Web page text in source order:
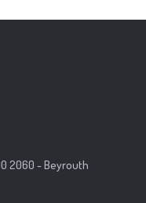
2060 - Beyrouth